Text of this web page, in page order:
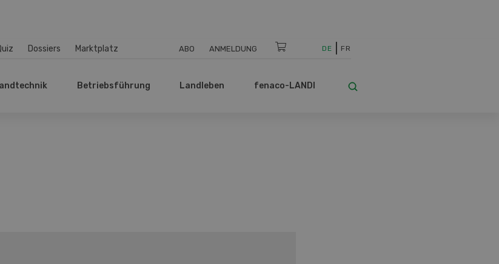
Dossiers Marktplatz ABO ANMELDUNG DE FR
Betriebsführung Landleben fenaco-LANDI